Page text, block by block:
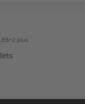
,ES+2 plus